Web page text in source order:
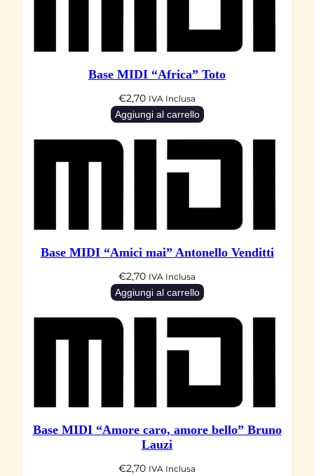
Base MIDI “Africa” Toto
€2,70 IVA Inclusa
Aggiungi al carrello
Base MIDI “Amici mai” Antonello Venditti
€2,70 IVA Inclusa
Aggiungi al carrello
Base MIDI “Amore caro, amore bello” Bruno
Lauzi
€2,70 IVA Inclusa